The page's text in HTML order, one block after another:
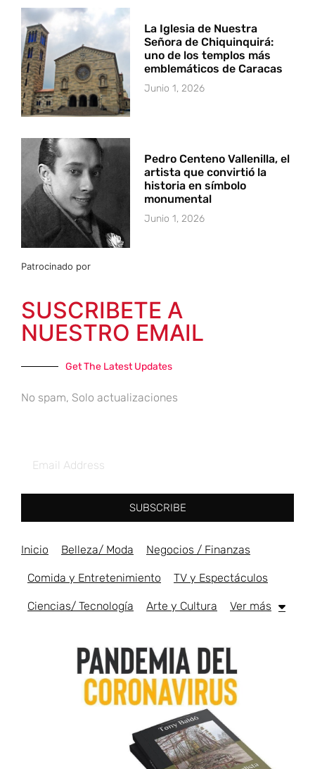
La Iglesia de Nuestra
Señora de Chiquinquirá:
uno de los templos más
emblemáticos de Caracas
Junio 1, 2026
Pedro Centeno Vallenilla, el
artista que convirtió la
historia en símbolo
monumental
Junio 1, 2026
Patrocinado por
SUSCRIBETE A
NUESTRO EMAIL
Get The Latest Updates
No spam, Solo actualizaciones
SUBSCRIBE
Inicio Belleza/ Moda Negocios / Finanzas
Comida y Entretenimiento TV y Espectáculos
Ciencias/ Tecnología Arte y Cultura Ver más